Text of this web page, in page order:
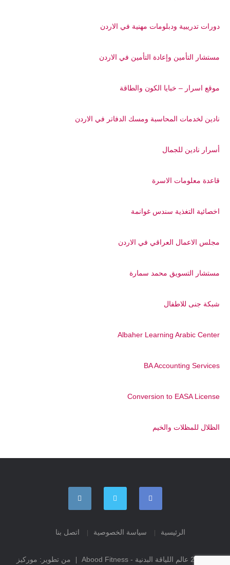
دورات تدريبية ودبلومات مهنية في الاردن
مستشار التأمين وإعادة التأمين في الاردن
موقع اسرار – خبايا الكون والطاقة
نادين لخدمات المحاسبة ومسك الدفاتر في الاردن
أسرار نادين للجمال
قاعدة معلومات الاسرة
اخصائية التغذية سندس غوانمة
مجلس الاعمال العراقي في الاردن
مستشار التسويق محمد سمارة
شبكة جنى للاطفال
Albaher Learning Arabic Center
BA Accounting Services
Conversion to EASA License
الظلال للمظلات والخيم
الرئيسية سياسة الخصوصية اتصل بنا
من تطوير: موركيز